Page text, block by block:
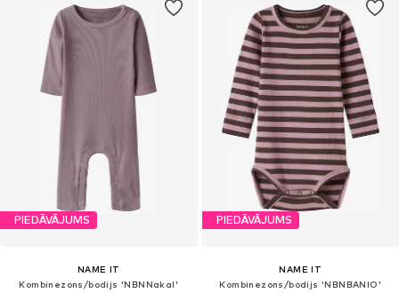
PIEDĀVĀJUMS
NAME IT
Kombinezons/bodijs 'NBNNakal'
PIEDĀVĀJUMS
NAME IT
Kombinezons/bodijs 'NBNBANIO'